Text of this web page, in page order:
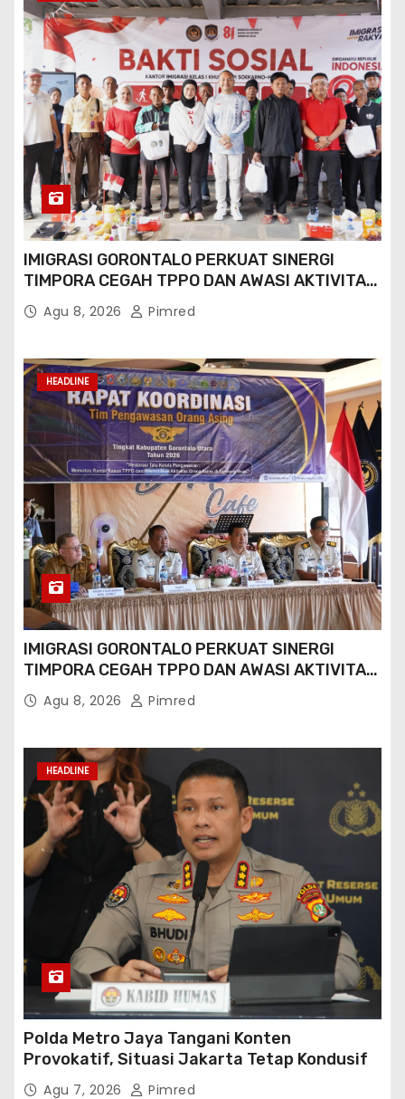
IMIGRASI GORONTALO PERKUAT SINERGI
TIMPORA CEGAH TPPO DAN AWASI AKTIVITAS
ORANG ASING DI GORONTALO UTARA
Agu 8, 2026 Pimred
HEADLINE
IMIGRASI GORONTALO PERKUAT SINERGI
TIMPORA CEGAH TPPO DAN AWASI AKTIVITAS
ORANG ASING DI GORONTALO UTARA
Agu 8, 2026 Pimred
HEADLINE
Polda Metro Jaya Tangani Konten
Provokatif, Situasi Jakarta Tetap Kondusif
Agu 7, 2026 Pimred